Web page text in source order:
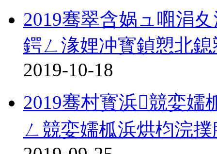
2019骞翠含娲ュ唨涓
鍔ㄥ湪娌冲寳鍞愬北
2019-10-18
2019骞村寳浜競娈嬬
ㄥ競娈嬬柧浜烘枃浣